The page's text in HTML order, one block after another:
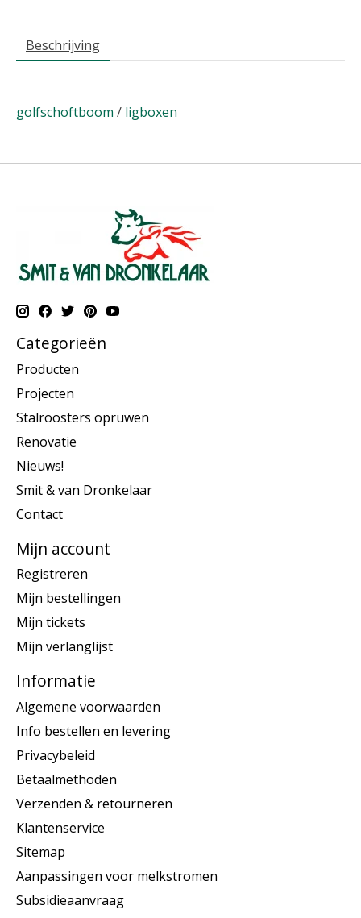
Beschrijving
golfschoftboom / ligboxen
Categorieën
Producten
Projecten
Stalroosters opruwen
Renovatie
Nieuws!
Smit & van Dronkelaar
Contact
Mijn account
Registreren
Mijn bestellingen
Mijn tickets
Mijn verlanglijst
Informatie
Algemene voorwaarden
Info bestellen en levering
Privacybeleid
Betaalmethoden
Verzenden & retourneren
Klantenservice
Sitemap
Aanpassingen voor melkstromen
Subsidieaanvraag